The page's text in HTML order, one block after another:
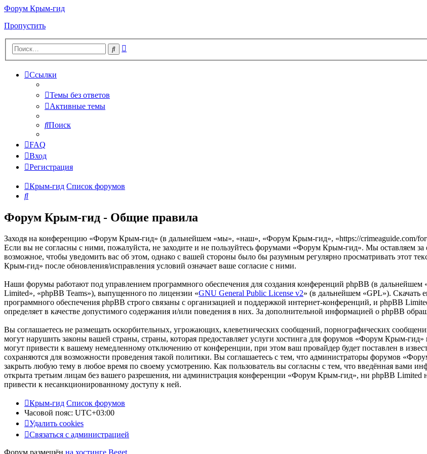
Форум Крым-гид
Пропустить
Поиск
Ссылки
Темы без ответов
Активные темы
Поиск
FAQ
Вход
Регистрация
Крым-гид Список форумов
Поиск
Форум Крым-гид - Общие правила
Заходя на конференцию «Форум Крым-гид» (в дальнейшем «мы», «наш», «Форум Крым-гид», «https://crimeaguide.com/
Если вы не согласны с ними, пожалуйста, не заходите и не пользуйтесь форумами «Форум Крым-гид». Мы оставляем за
возможное, чтобы уведомить вас об этом, однако с вашей стороны было бы разумным регулярно просматривать этот
Крым-гид» после обновления/исправления условий означает ваше согласие с ними.
Наши форумы работают под управлением программного обеспечения для создания конференций phpBB (в
Limited», «phpBB Teams»), выпущенного по лицензии «GNU General Public License v2» (в дальнейшем «GPL»). Скачать
программного обеспечения phpBB строго связаны с организацией и поддержкой интернет-конференций, и phpBB
определяет в качестве допустимого содержания и/или поведения в них. За дополнительной информацией о phpBB
Вы соглашаетесь не размещать оскорбительных, угрожающих, клеветнических сообщений, порнографических
могут нарушить законы вашей страны, страны, которая предоставляет услуги хостинга для форумов «Форум Крым-
могут привести к вашему немедленному отключению от конференции, при этом ваш провайдер будет поставлен в
сохраняются для возможности проведения такой политики. Вы соглашаетесь с тем, что администраторы форумов
закрыть любую тему в любое время по своему усмотрению. Как пользователь вы согласны с тем, что введённая вами
открыта третьим лицам без вашего разрешения, ни администрация конференции «Форум Крым-гид», ни phpBB Limited
привести к несанкционированному доступу к ней.
Крым-гид Список форумов
Часовой пояс: UTC+03:00
Удалить cookies
Связаться с администрацией